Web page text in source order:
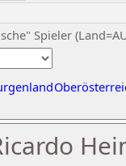
Spieler